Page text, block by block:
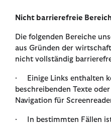
Nicht barrierefreie
Die folgenden Bereiche
aus Gründen der
nicht vollständig
· Einige Links enthalten
beschreibenden Texte
Navigation für
· In bestimmten Fällen